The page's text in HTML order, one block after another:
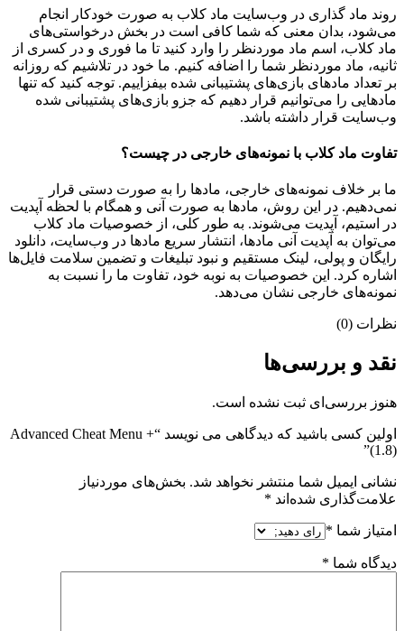
روند ماد گذاری در وب‌سایت ماد کلاب به صورت خودکار انجام
می‌شود، بدان معنی که شما کافی است در بخش درخواستی‌های
ماد کلاب، اسم ماد موردنظر را وارد کنید تا ما فوری و در کسری از
ثانیه، ماد موردنظر شما را اضافه کنیم. ما خود در تلاشیم که روزانه
بر تعداد مادهای بازی‌های پشتیبانی شده بیفزاییم. توجه کنید که تنها
مادهایی را می‌توانیم قرار دهیم که جزو بازی‌های پشتیبانی شده
وب‌سایت قرار داشته باشد.
تفاوت ماد کلاب با نمونه‌های خارجی در چیست؟
ما بر خلاف نمونه‌های خارجی، مادها را به صورت دستی قرار
نمی‌دهیم. در این روش، مادها به صورت آنی و همگام با لحظه آپدیت
در استیم، آپدیت می‌شوند. به طور کلی، از خصوصیات ماد کلاب
می‌‌توان به آپدیت آنی مادها، انتشار سریع مادها در وب‌سایت، دانلود
رایگان و پولی، لینک مستقیم و نبود تبلیغات و تضمین سلامت فایل‌ها
اشاره کرد. این خصوصیات به نوبه خود، تفاوت ما را نسبت به
نمونه‌های خارجی نشان می‌دهد.
نظرات (0)
نقد و بررسی‌ها
هنوز بررسی‌ای ثبت نشده است.
اولین کسی باشید که دیدگاهی می نویسد “Advanced Cheat Menu +
(1.8)”
نشانی ایمیل شما منتشر نخواهد شد. بخش‌های موردنیاز
علامت‌گذاری شده‌اند *
امتیاز شما *
دیدگاه شما *